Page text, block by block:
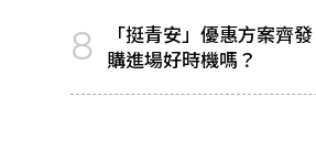
8
「挺青安」優惠方案齊
購進場好時機嗎？